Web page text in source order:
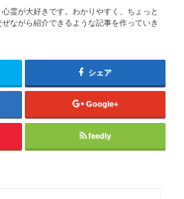
霊が大好きです。わかりやすく、ちょっと
ながら紹介できるような記事を作っていき
シェア
Google+
feedly